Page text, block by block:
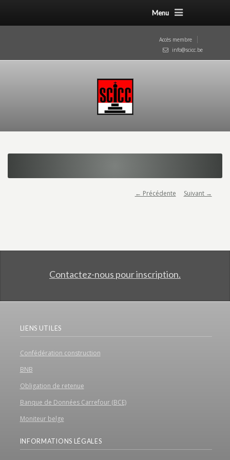
Menu
Accès membre
info@scicc.be
← Précédente Suivant →
Contactez-nous pour inscription.
LIENS UTILES
Confédération construction
BNB
Obligation de retenue
Banque de Données Carrefour (BCE)
Moniteur belge
INFORMATIONS LÉGALES